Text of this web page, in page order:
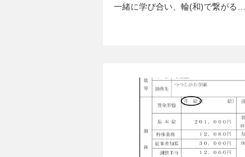
一緒に学び合い、輪(和)で繋がる…